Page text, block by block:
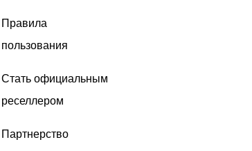
Правила
пользования
Стать официальным
реселлером
Партнерство